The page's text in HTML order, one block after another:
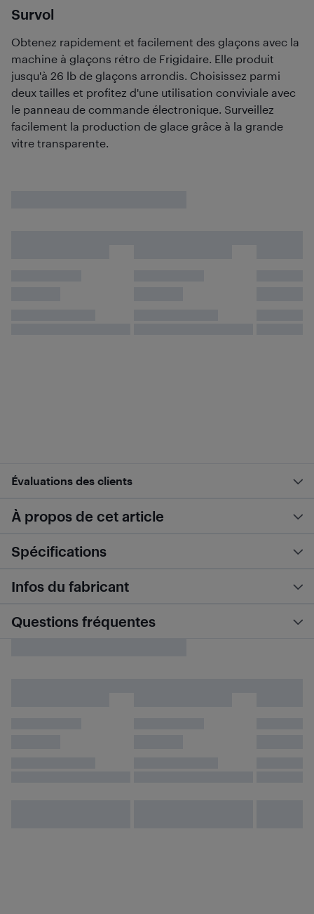
Survol
Obtenez rapidement et facilement des glaçons avec la
machine à glaçons rétro de Frigidaire. Elle produit
jusqu'à 26 lb de glaçons arrondis. Choisissez parmi
deux tailles et profitez d'une utilisation conviviale avec
le panneau de commande électronique. Surveillez
facilement la production de glace grâce à la grande
vitre transparente.
Évaluations des clients
À propos de cet article
Spécifications
Infos du fabricant
Questions fréquentes